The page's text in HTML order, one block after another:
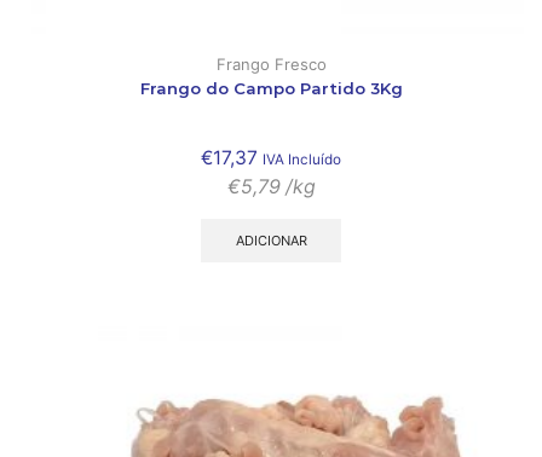
Frango Fresco
Frango do Campo Partido 3Kg
€17,37 IVA Incluído
€5,79 /kg
ADICIONAR